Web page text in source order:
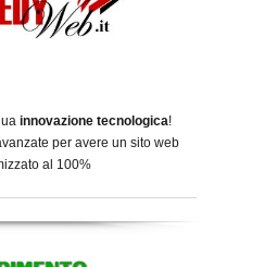
innovazione tecnologica!
per avere un sito web
al 100%